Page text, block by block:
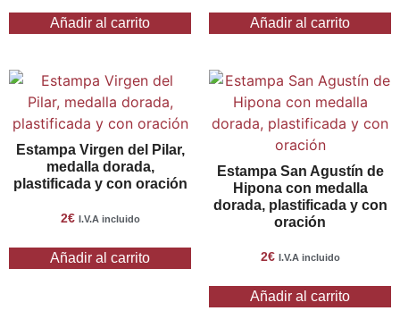
Añadir al carrito Añadir al carrito
Estampa Virgen del Pilar,
medalla dorada,
plastificada y con oración
2€ I.V.A incluido
Añadir al carrito
Estampa San Agustín de
Hipona con medalla
dorada, plastificada y con
oración
2€ I.V.A incluido
Añadir al carrito